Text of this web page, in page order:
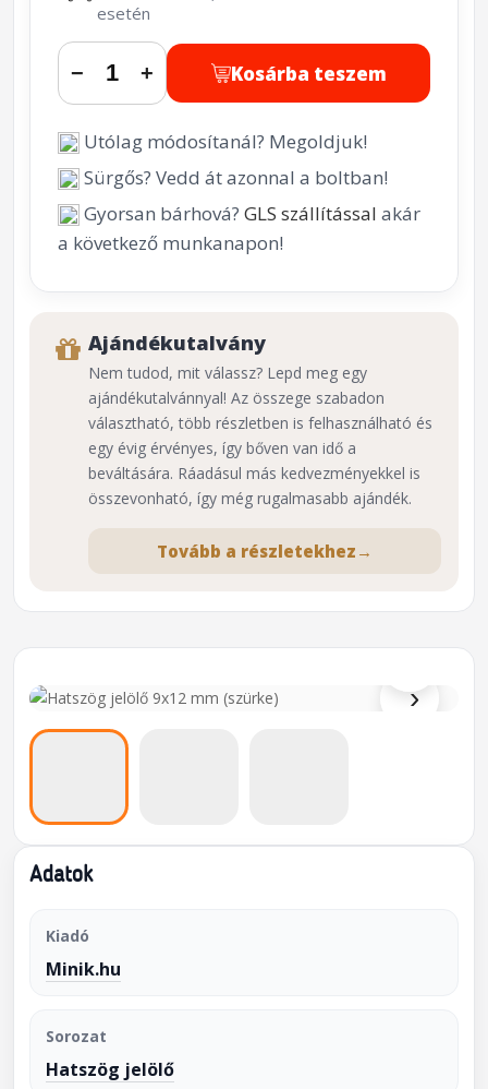
›
⌕
Adatok
Kiadó
Minik.hu
Sorozat
Hatszög jelölő
esetén
− + Kosárba teszem
Utólag módosítanál? Megoldjuk!
Sürgős? Vedd át azonnal a boltban!
Gyorsan bárhová? GLS szállítással akár
a következő munkanapon!
Ajándékutalvány
Nem tudod, mit válassz? Lepd meg egy
ajándékutalvánnyal! Az összege szabadon
választható, több részletben is felhasználható és
egy évig érvényes, így bőven van idő a
beváltására. Ráadásul más kedvezményekkel is
összevonható, így még rugalmasabb ajándék.
Tovább a részletekhez →